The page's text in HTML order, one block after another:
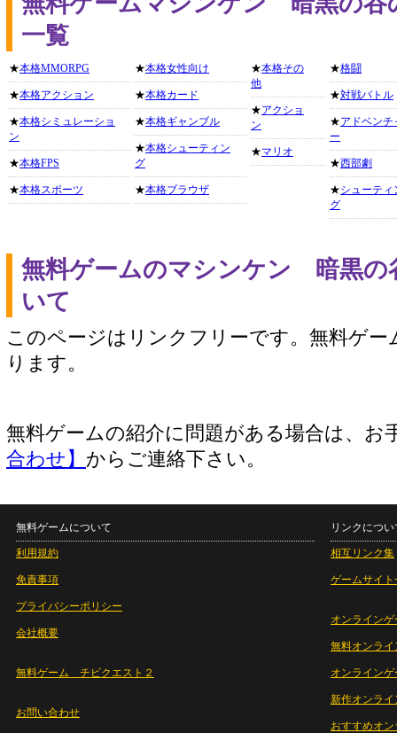
一覧
★本格MMORPG
★本格アクション
★本格シミュレーショ
ン
★本格FPS
★本格スポーツ
★本格女性向け
★本格カード
★本格ギャンブル
★本格シューティン
グ
★本格ブラウザ
★本格その
他
★アクショ
ン
★マリオ
★格闘
★対戦バトル
★アドベンチ
ー
★西部劇
★シューティ
グ
無料ゲームのマシンケン 暗黒の
いて
このページはリンクフリーです。無料ゲー
ります。
無料ゲームの紹介に問題がある場合は、お
合わせ】 からご連絡下さい。
無料ゲームについて
利用規約
免責事項
プライバシーポリシー
会社概要
無料ゲーム チビクエスト２
お問い合わせ
リンクについ
相互リンク集
ゲームサイト
オンラインゲ
無料オンライ
オンライン
新作オンライ
おすすめオ